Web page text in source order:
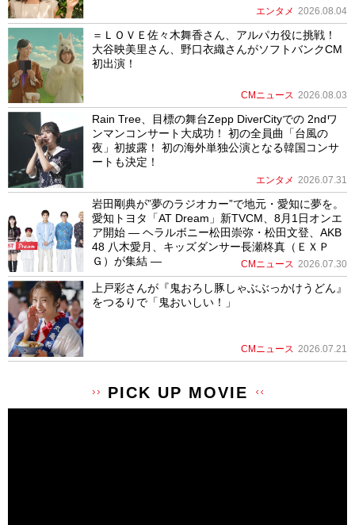
エンタメ 2026.08.04
＝ＬＯＶＥ佐々木舞香さん、アルパカ役に挑戦！
大谷映美里さん、野口衣織さんがソフトバンクCM
初出演！
CMニュース 2026.08.03
Rain Tree、目標の舞台Zepp DiverCityでの 2ndワ
ンマンコンサート大成功！ 初の全員曲「台風の
夜」初披露！ 初の海外単独公演となる韓国コンサ
ートも決定！
エンタメ 2026.07.31
岩田剛典が”夢のラジオカー”で地元・愛知に夢を。
愛知トヨタ「AT Dream」新TVCM、8月1日オンエ
ア開始 ― ヘラルボニー松田崇弥・松田文登、AKB
48 八木愛月、キッズダンサー長瀬柊真（ＥＸＰ
Ｇ）が集結 ―
CMニュース 2026.07.30
上戸彩さんが『鬼おろし豚しゃぶぶっかけうどん』
をつるりで「鬼おいしい！」
CMニュース 2026.07.21
PICK UP MOVIE